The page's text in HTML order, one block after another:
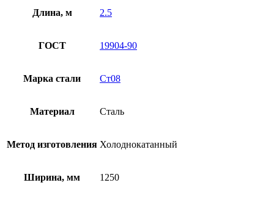
Длина, м 2.5
ГОСТ 19904-90
Марка стали Ст08
Материал Сталь
Метод изготовления Холоднокатанный
Ширина, мм 1250